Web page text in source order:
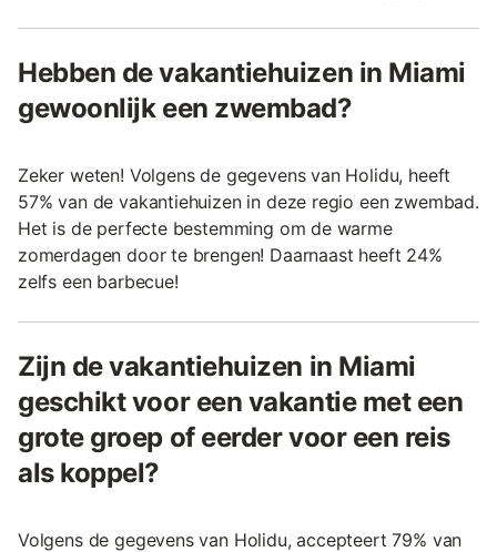
Hebben de vakantiehuizen in Miami
gewoonlijk een zwembad?
Zeker weten! Volgens de gegevens van Holidu, heeft
57% van de vakantiehuizen in deze regio een zwembad.
Het is de perfecte bestemming om de warme
zomerdagen door te brengen! Daarnaast heeft 24%
zelfs een barbecue!
Zijn de vakantiehuizen in Miami
geschikt voor een vakantie met een
grote groep of eerder voor een reis
als koppel?
Volgens de gegevens van Holidu, accepteert 79% van